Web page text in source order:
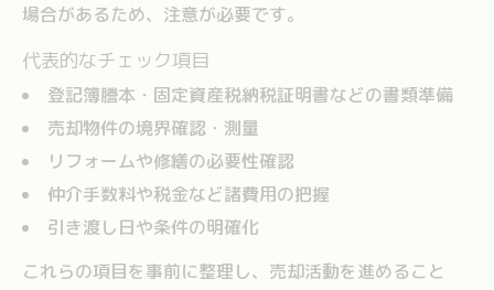
場合があるため、注意が必要です。
代表的なチェック項目
登記簿謄本・固定資産税納税証明書などの書類準備
売却物件の境界確認・測量
リフォームや修繕の必要性確認
仲介手数料や税金など諸費用の把握
引き渡し日や条件の明確化
これらの項目を事前に整理し、売却活動を進めること